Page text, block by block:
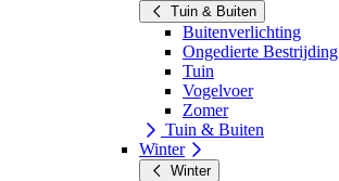
Tuin & Buiten
Buitenverlichting
Ongedierte Bestrijding
Tuin
Vogelvoer
Zomer
Tuin & Buiten
Winter
Winter